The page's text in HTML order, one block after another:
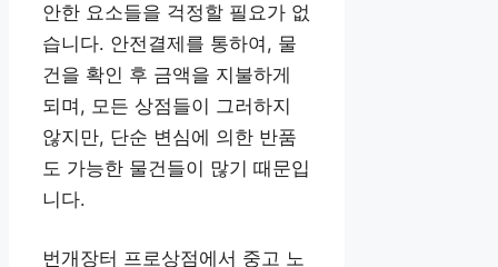
안한 요소들을 걱정할 필요가 없
습니다. 안전결제를 통하여, 물
건을 확인 후 금액을 지불하게
되며, 모든 상점들이 그러하지
않지만, 단순 변심에 의한 반품
도 가능한 물건들이 많기 때문입
니다.
번개장터 프로상점에서 중고 노